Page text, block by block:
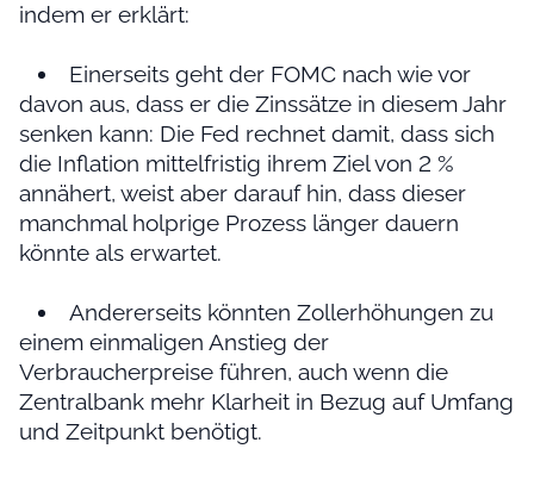
indem er erklärt:
Einerseits geht der FOMC nach wie vor
davon aus, dass er die Zinssätze in diesem Jahr
senken kann: Die Fed rechnet damit, dass sich
die Inflation mittelfristig ihrem Ziel von 2 %
annähert, weist aber darauf hin, dass dieser
manchmal holprige Prozess länger dauern
könnte als erwartet.
Andererseits könnten Zollerhöhungen zu
einem einmaligen Anstieg der
Verbraucherpreise führen, auch wenn die
Zentralbank mehr Klarheit in Bezug auf Umfang
und Zeitpunkt benötigt.